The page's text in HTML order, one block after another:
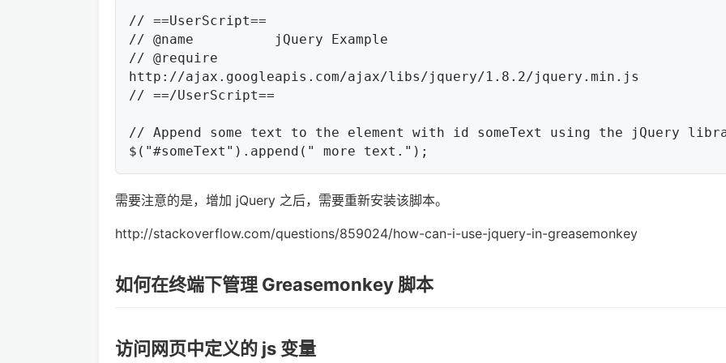
// ==UserScript==
// @name          jQuery Example
// @require
http://ajax.googleapis.com/ajax/libs/jquery/1.8.2/jquery.min.js
// ==/UserScript==
// Append some text to the element with id someText using the jQuery
需要注意的是，增加 jQuery 之后，需要重新安装该脚本。
http://stackoverflow.com/questions/859024/how-can-i-use-jquery-in-greasemonkey
如何在终端下管理 Greasemonkey 脚本
访问网页中定义的 js 变量